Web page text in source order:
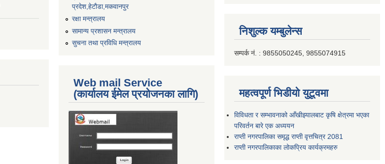
प्रदेश,हेटाैडा,मकवानपुर
रक्षा मन्त्रालय
सामान्य प्रशासन मन्त्रालय
सुचना तथा प्रविधि मन्त्रालय
Web mail Service
(कार्यालय ईमेल प्रयोजनका लागि)
निशुल्क यम्बुलेन्स
सम्पर्क नं. : 9855050245, 9855074915
महत्वपूर्ण भिडीयो युटूवमा
विविधता र सम्भावनाको आँखीझ्यालबाट कृषि क्षेत्रमा भएका
परिवर्तन बारे एक अध्ययन
राप्ती नगरपालिका समृद्ध राप्ती वृत्तचित्र 2081
राप्ती नगरपालिकाका लोकप्रिय कार्यक्रमहरु